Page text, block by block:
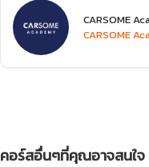
CARSOME
CARSOME
คอร์สอื่นๆที่คุณอาจสนใจ